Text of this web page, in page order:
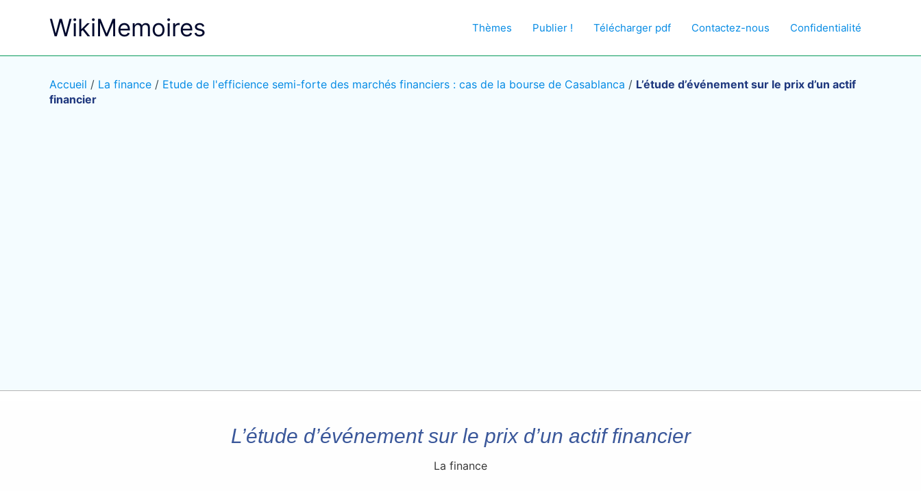
WikiMemoires Thèmes Publier ! Télécharger pdf Contactez-nous Confidentialité
Accueil / La finance / Etude de l'efficience semi-forte des marchés financiers : cas de la bourse de Casablanca / L’étude d’événement sur le prix d’un actif
financier
L’étude d’événement sur le prix d’un actif financier
La finance